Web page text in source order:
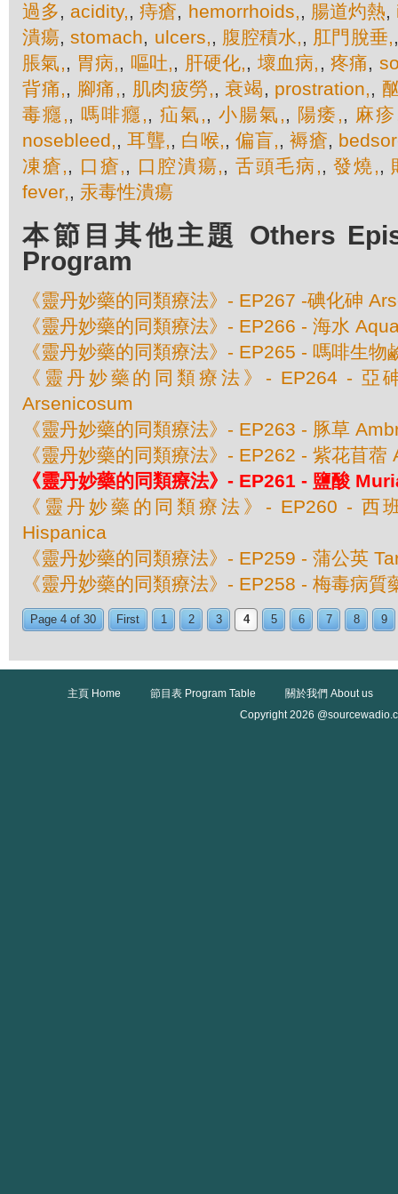
過多, acidity,,痔瘡, hemorrhoids,, 腸道灼熱,
潰瘍,stomach, ulcers,, 腹腔積水,, 肛門脫垂,
脹氣,, 胃病,, 嘔吐,, 肝硬化,, 壞血病, , 疼痛,
背痛,, 腳痛,, 肌肉疲勞,, 衰竭, prostration,,
毒癮,, 嗎啡癮,, 疝氣,, 小腸氣,, 陽痿,, 麻
nosebleed,,耳聾,, 白喉,,偏盲,,褥瘡,
凍瘡,, 口瘡,, 口腔潰瘍,,舌頭毛病,,發燒,,
fever,, 汞毒性潰瘍
本節目其他主題 Others
Program
《靈丹妙藥的同類療法》- EP267 -碘化砷
《靈丹妙藥的同類療法》- EP266 - 海水
《靈丹妙藥的同類療法》- EP265 - 嗎啡生
《靈丹妙藥的同類療法》- EP264 - 亞
Arsenicosum
《靈丹妙藥的同類療法》- EP263 - 豚草
《靈丹妙藥的同類療法》- EP262 - 紫花苜蓿
《靈丹妙藥的同類療法》- EP261 - 鹽酸
《靈丹妙藥的同類療法》- EP260 - 西
Hispanica
《靈丹妙藥的同類療法》- EP259 - 蒲公英
《靈丹妙藥的同類療法》- EP258 - 梅毒病質
Page 4 of 30 First 1 2 3 4 5 6 7 8 9
主頁 Home 節目表 Program Table
關於我們 About us
Copyright 2026